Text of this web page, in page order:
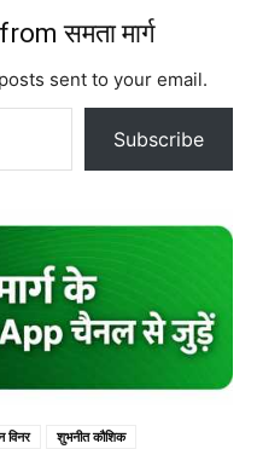
समता मार्ग
sent to your email.
Subscribe
विनर शुभनीत कौशिक